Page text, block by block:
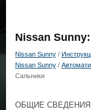
Nissan
Nissan Sunny /
Nissan Sunny /
Сальники
ОБЩИЕ СВЕДЕНИЯ